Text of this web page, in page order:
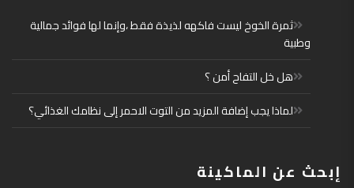
ثمرة الخوخ ليست فاكهه لذيذة فقط ،وإنما لها فوائد جمالية
وطبية
هل خل التفاح أمن ؟
لماذا يجب إضافة المزيد من التوت الاحمر إلى نظامك الغذائي؟
إبحث عن الماكينة